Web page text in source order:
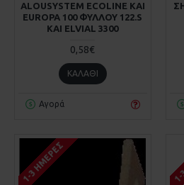
ALOUSYSTEM ECOLINE KAI
ΕUROPA 100 ΦΥΛΛΟΥ 122.S
KAI ELVIAL 3300
0,58€
ΚΑΛΆΘΙ
Αγορά
1-3 ΗΜΈΡΕΣ